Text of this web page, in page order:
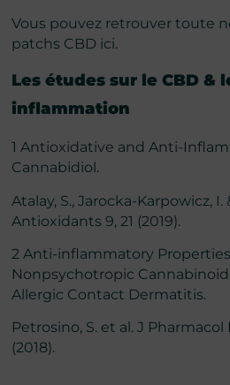
Vous pouvez retrouver toute
patchs CBD ici.
Les études sur le CBD &
inflammation
1 Antioxidative and Anti-
Cannabidiol.
Atalay, S., Jarocka-Karpowicz, I.
Antioxidants 9, 21 (2019).
2 Anti-inflammatory
Nonpsychotropic
Allergic Contact Dermatitis.
Petrosino, S. et al. J Pharmacol
(2018).